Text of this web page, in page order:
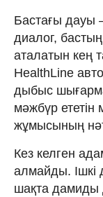
Бастағы дауы
диалог,
аталатын кең
HealthLine
дыбыс
мәжбүр ететін
жұмысының
Кез келген
алмайды. Ішкі
шақта дамиды